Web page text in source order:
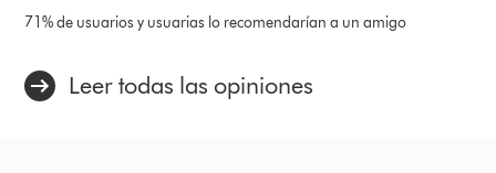
71% de usuarios y usuarias lo recomendarían a un amigo
Leer todas las opiniones